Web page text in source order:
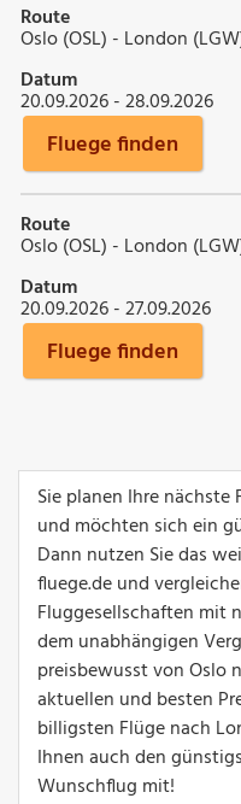
Route
Oslo (OSL) - London
Datum
20.09.2026 - 28.09.2026
Fluege finden
Route
Oslo (OSL) - London
Datum
20.09.2026 - 27.09.2026
Fluege finden
Sie planen Ihre
und möchten sich ein
Dann nutzen Sie das
fluege.de und
Fluggesellschaften mit
dem unabhängigen
preisbewusst von Oslo
aktuellen und besten
billigsten Flüge nach
Ihnen auch den
Wunschflug mit!